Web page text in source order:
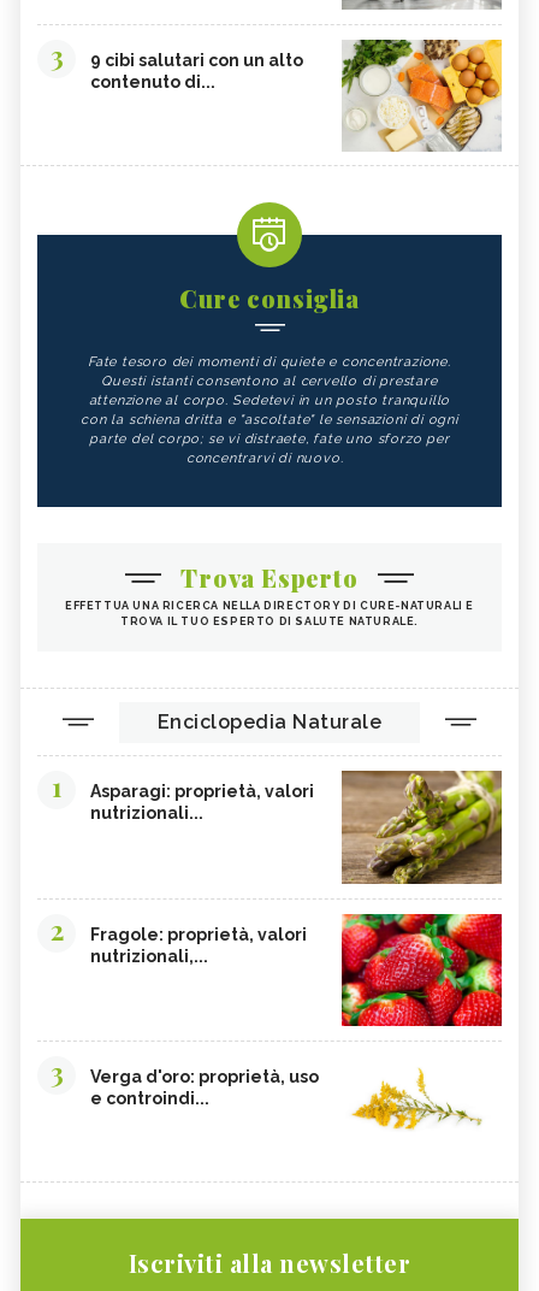
3
9 cibi salutari con un alto
contenuto di...
Cure consiglia
Fate tesoro dei momenti di quiete e concentrazione.
Questi istanti consentono al cervello di prestare
attenzione al corpo. Sedetevi in un posto tranquillo
con la schiena dritta e "ascoltate" le sensazioni di ogni
parte del corpo; se vi distraete, fate uno sforzo per
concentrarvi di nuovo.
Trova Esperto
EFFETTUA UNA RICERCA NELLA DIRECTORY DI CURE-NATURALI E
TROVA IL TUO ESPERTO DI SALUTE NATURALE.
Enciclopedia Naturale
1
Asparagi: proprietà, valori
nutrizionali...
2
Fragole: proprietà, valori
nutrizionali,...
3
Verga d'oro: proprietà, uso
e controindi...
Iscriviti alla newsletter